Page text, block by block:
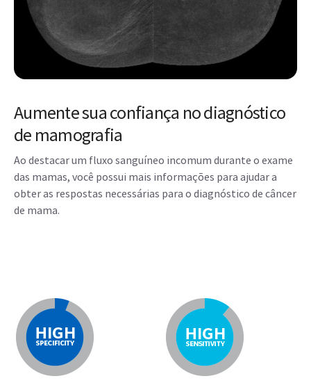
Aumente sua confiança no diagnóstico
de mamografia
Ao destacar um fluxo sanguíneo incomum durante o exame
das mamas, você possui mais informações para ajudar a
obter as respostas necessárias para o diagnóstico de câncer
de mama.